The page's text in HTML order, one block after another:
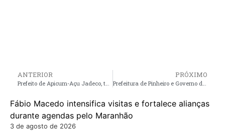
ANTERIOR
Prefeito de Apicum-Açu Jadeco, tem reunião de apresentação e alinhamento do Programa Cidade Empreendedora
PRÓXIMO
Prefeitura de Pinheiro e Governo do Estado, promovem segunda edição da Campanha do Glaucoma no CEMP
Fábio Macedo intensifica visitas e fortalece alianças
durante agendas pelo Maranhão
3 de agosto de 2026